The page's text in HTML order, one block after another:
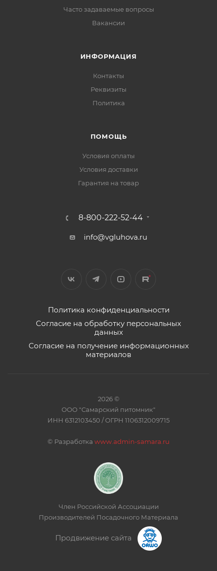
Часто задаваемые вопросы
Вакансии
ИНФОРМАЦИЯ
Контакты
Реквизиты
Политика
ПОМОЩЬ
Условия оплаты
Условия доставки
Гарантия на товар
8-800-222-52-44
info@vgluhova.ru
Политика конфиденциальности
Согласие на обработку персональных
данных
Согласие на получение информационных
материалов
2026 ©
ООО "Самарский питомник"
ИНН 6312103450 / ОГРН 1106312009715
© Разработка www.admin-samara.ru
Член Российской Ассоциации
Производителей Посадочного Материала
Продвижение сайта